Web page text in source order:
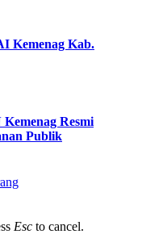
Kemenag Kab.
Resmi
Publik
Esc to cancel.